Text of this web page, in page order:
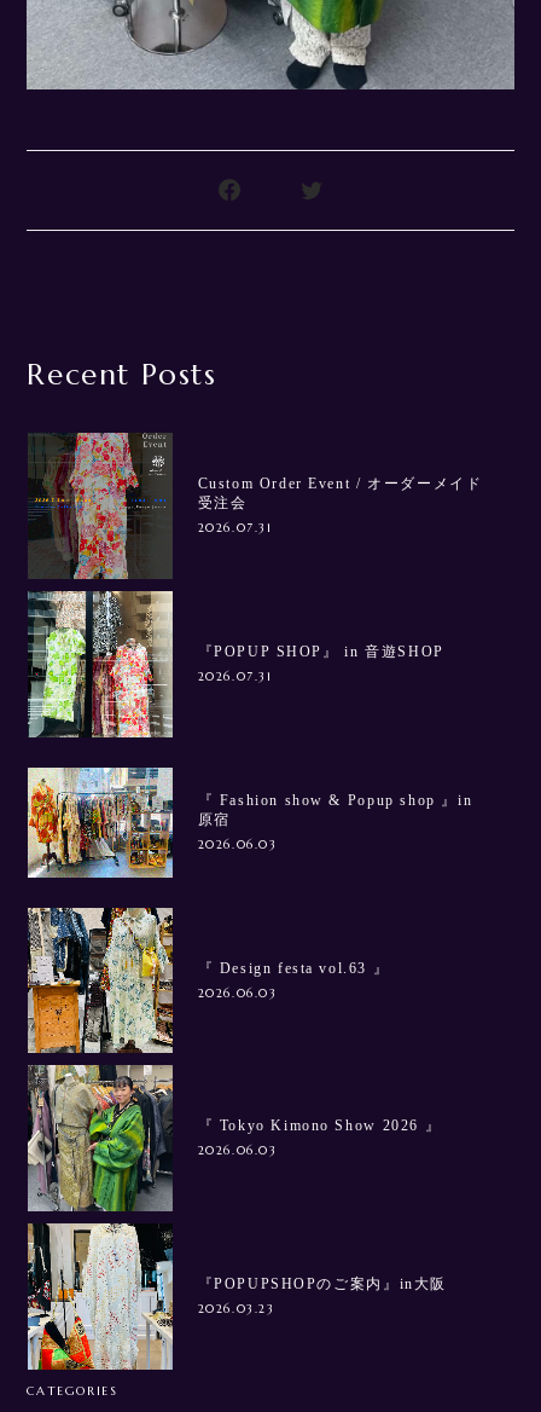
Recent Posts
Custom Order Event / オーダーメイド
受注会
2026.07.31
『POPUP SHOP』 in 音遊SHOP
2026.07.31
『 Fashion show & Popup shop 』in
原宿
2026.06.03
『 Design festa vol.63 』
2026.06.03
『 Tokyo Kimono Show 2026 』
2026.06.03
『POPUPSHOPのご案内』in大阪
2026.03.23
CATEGORIES